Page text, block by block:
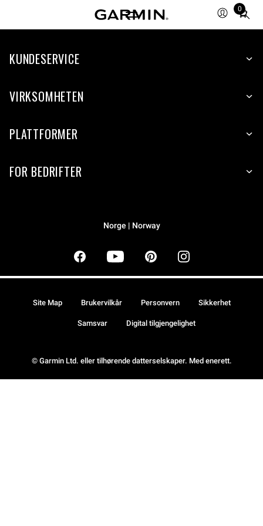
0
Total
items
cart:
KUNDESERVICE
VIRKSOMHETEN
PLATTFORMER
FOR BEDRIFTER
Norge | Norway
© Garmin Ltd. eller tilhørende datterselskaper. Med enerett.
Site Map Brukervilkår Personvern Sikkerhet
Samsvar Digital tilgjengelighet